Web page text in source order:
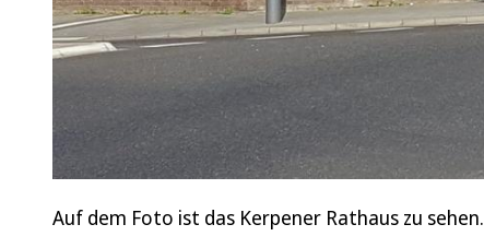
Auf dem Foto ist das Kerpener Rathaus zu sehen.